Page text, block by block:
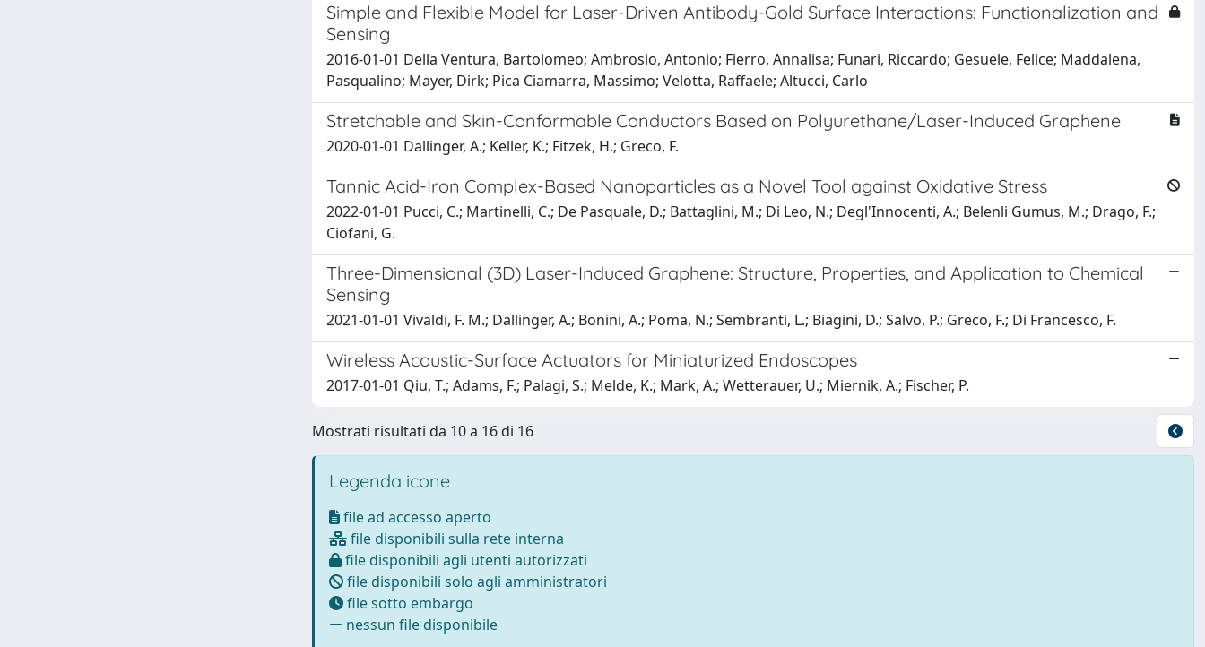
Simple and Flexible Model for Laser-Driven Antibody-Gold Surface Interactions: Functionalization and
Sensing
2016-01-01 Della Ventura, Bartolomeo; Ambrosio, Antonio; Fierro, Annalisa; Funari, Riccardo; Gesuele, Felice; Maddalena,
Pasqualino; Mayer, Dirk; Pica Ciamarra, Massimo; Velotta, Raffaele; Altucci, Carlo
Stretchable and Skin-Conformable Conductors Based on Polyurethane/Laser-Induced Graphene
2020-01-01 Dallinger, A.; Keller, K.; Fitzek, H.; Greco, F.
Tannic Acid-Iron Complex-Based Nanoparticles as a Novel Tool against Oxidative Stress
2022-01-01 Pucci, C.; Martinelli, C.; De Pasquale, D.; Battaglini, M.; Di Leo, N.; Degl'Innocenti, A.; Belenli Gumus, M.; Drago, F.;
Ciofani, G.
Three-Dimensional (3D) Laser-Induced Graphene: Structure, Properties, and Application to Chemical
Sensing
2021-01-01 Vivaldi, F. M.; Dallinger, A.; Bonini, A.; Poma, N.; Sembranti, L.; Biagini, D.; Salvo, P.; Greco, F.; Di Francesco, F.
Wireless Acoustic-Surface Actuators for Miniaturized Endoscopes
2017-01-01 Qiu, T.; Adams, F.; Palagi, S.; Melde, K.; Mark, A.; Wetterauer, U.; Miernik, A.; Fischer, P.
Mostrati risultati da 10 a 16 di 16
Legenda icone
file ad accesso aperto
file disponibili sulla rete interna
file disponibili agli utenti autorizzati
file disponibili solo agli amministratori
file sotto embargo
nessun file disponibile